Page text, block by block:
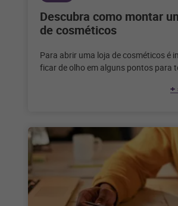
Descubra como montar
de cosméticos
Para abrir uma loja de cosméticos é
ficar de olho em alguns pontos para
+